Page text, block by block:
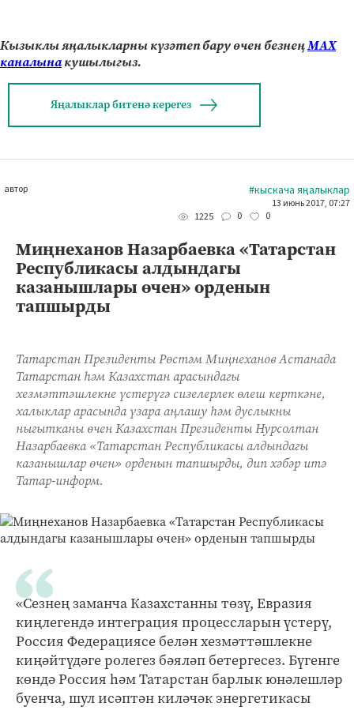
Кызыклы яңалыкларны күзәтеп бару өчен безнеңМАХ
каналынакушылыгыз.
Яңалыклар битенә керегез
автор #кыскача яңалыклар
13 июнь 2017, 07:27
1225
0 0
Миңнеханов Назарбаевка «Татарстан
Республикасы алдындагы
казанышлары өчен» орденын
тапшырды
Татарстан Президенты Рөстәм Миңнеханов Астанада
Татарстан һәм Казахстан арасындагы
хезмәттәшлекне үстерүгә сизелерлек өлеш керткәне,
халыклар арасында үзара аңлашу һәм дуслыкны
ныгытканы өчен Казахстан Президенты Нурсолтан
Назарбаевка «Татарстан Республикасы алдындагы
казанышлар өчен» орденын тапшырды, дип хәбәр итә
Татар-информ.
«Сезнең заманча Казахстанны төзү, Евразия
киңлегендә интеграция процессларын үстерү,
Россия Федерациясе белән хезмәттәшлекне
киңәйтүдәге ролегез бәяләп бетергесез. Бүгенге
көндә Россия һәм Татарстан барлык юнәлешләр
буенча, шул исәптән киләчәк энергетикасы